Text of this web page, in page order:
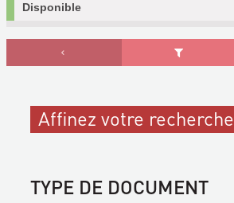
Disponible
Affinez votre recherche
TYPE DE DOCUMENT